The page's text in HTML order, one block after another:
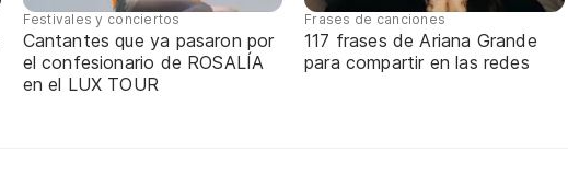
Festivales y conciertos
Cantantes que ya pasaron por
el confesionario de ROSALÍA
en el LUX TOUR
Frases de canciones
117 frases de Ariana Grande
para compartir en las redes